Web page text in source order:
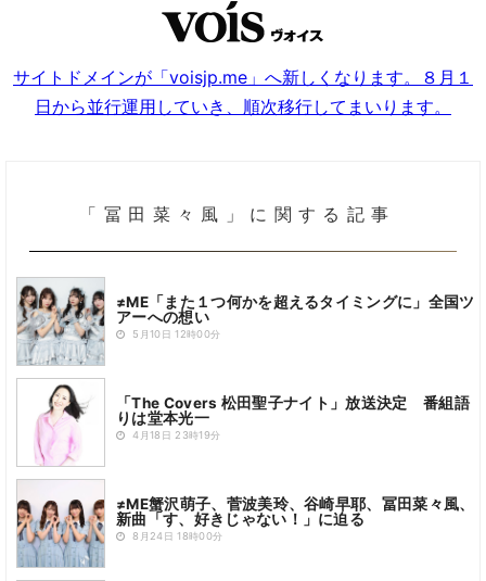
サイトドメインが「voisjp.me」へ新しくなります。８月１
日から並行運用していき、順次移行してまいります。
「冨田菜々風」に関する記事
≠ME「また１つ何かを超えるタイミングに」全国ツ
アーへの想い
5月10日 12時00分
「The Covers 松田聖子ナイト」放送決定 番組語
りは堂本光一
4月18日 23時19分
≠ME蟹沢萌子、菅波美玲、谷崎早耶、冨田菜々風、
新曲「す、好きじゃない！」に迫る
8月24日 18時00分